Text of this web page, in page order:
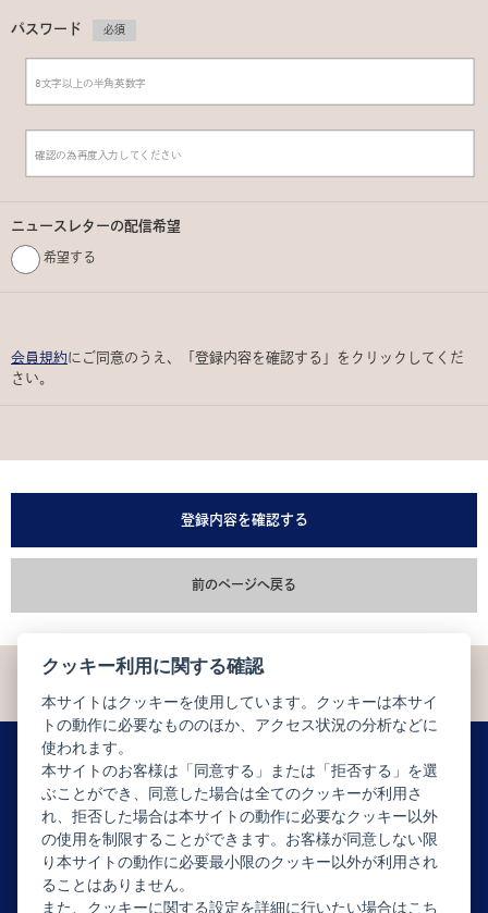
パスワード 必須
ニュースレターの配信希望
希望する
会員規約にご同意のうえ、「登録内容を確認する」をクリックしてくだ
さい。
登録内容を確認する
前のページへ戻る
ニュースレター配信登録はこちら
クッキー利用に関する確認
本サイトはクッキーを使用しています。クッキーは本サイ
トの動作に必要なもののほか、アクセス状況の分析などに
使われます。
本サイトのお客様は「同意する」または「拒否する」を選
ぶことができ、同意した場合は全てのクッキーが利用さ
れ、拒否した場合は本サイトの動作に必要なクッキー以外
の使用を制限することができます。お客様が同意しない限
り本サイトの動作に必要最小限のクッキー以外が利用され
ることはありません。
また、クッキーに関する設定を詳細に行いたい場合はこち